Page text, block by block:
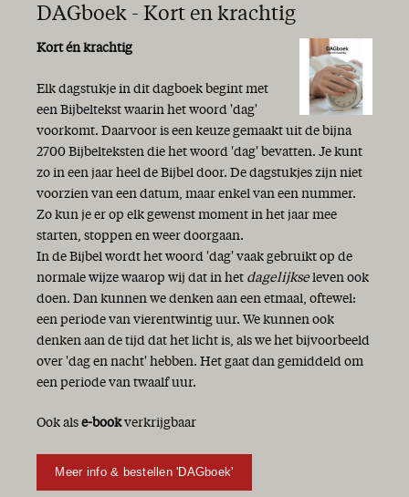
DAGboek - Kort en krachtig
Kort én krachtig
Elk dagstukje in dit dagboek begint met
een Bijbeltekst waarin het woord 'dag'
voorkomt. Daarvoor is een keuze gemaakt uit de bijna
2700 Bijbelteksten die het woord 'dag' bevatten. Je kunt
zo in een jaar heel de Bijbel door. De dagstukjes zijn niet
voorzien van een datum, maar enkel van een nummer.
Zo kun je er op elk gewenst moment in het jaar mee
starten, stoppen en weer doorgaan.
In de Bijbel wordt het woord 'dag' vaak gebruikt op de
normale wijze waarop wij dat in het dagelijkseleven ook
doen. Dan kunnen we denken aan een etmaal, oftewel:
een periode van vierentwintig uur. We kunnen ook
denken aan de tijd dat het licht is, als we het bijvoorbeeld
over 'dag en nacht' hebben. Het gaat dan gemiddeld om
een periode van twaalf uur.
Ook als e-bookverkrijgbaar
Meer info & bestellen 'DAGboek'